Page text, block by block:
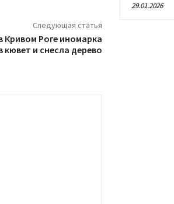
Следующая статья
Кривом Роге иномарка
кювет и снесла дерево
29.01.2026